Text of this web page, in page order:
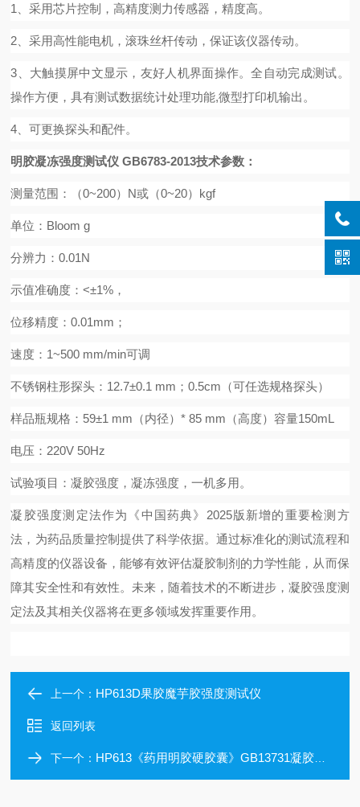
1、采用芯片控制，高精度测力传感器，精度高。
2、采用高性能电机，滚珠丝杆传动，保证该仪器传动。
3、大触摸屏中文显示，友好人机界面操作。全自动完成测试。
操作方便，具有测试数据统计处理功能,微型打印机输出。
4、可更换探头和配件。
明胶凝冻强度测试仪 GB6783-2013技术参数：
测量范围：（0~200）N或（0~20）kgf
单位： Bloom g
分辨力：0.01N
示值准确度：<±1%，
位移精度：0.01mm；
速度： 1~500 mm/min可调
不锈钢柱形探头： 12.7±0.1 mm；0.5cm（可任选规格探头）
样品瓶规格： 59±1 mm（内径）* 85 mm（高度）容量150mL
电压： 220V 50Hz
试验项目：凝胶强度，凝冻强度，一机多用。
凝胶强度测定法作为《中国药典》 2025版新增的重要检测方
法，为药品质量控制提供了科学依据。通过标准化的测试流程和
高精度的仪器设备，能够有效评估凝胶制剂的力学性能，从而保
障其安全性和有效性。未来，随着技术的不断进步，凝胶强度测
定法及其相关仪器将在更多领域发挥重要作用。
上一个： HP613D果胶魔芋胶强度测试仪
返回列表
下一个： HP613《药用明胶硬胶囊》GB13731凝胶强度仪